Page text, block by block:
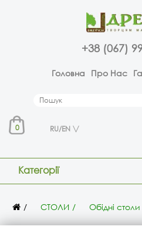
+38 (067)
Головна Про Нас
0 RU/EN
Категорії
СТОЛИ Обідні столи